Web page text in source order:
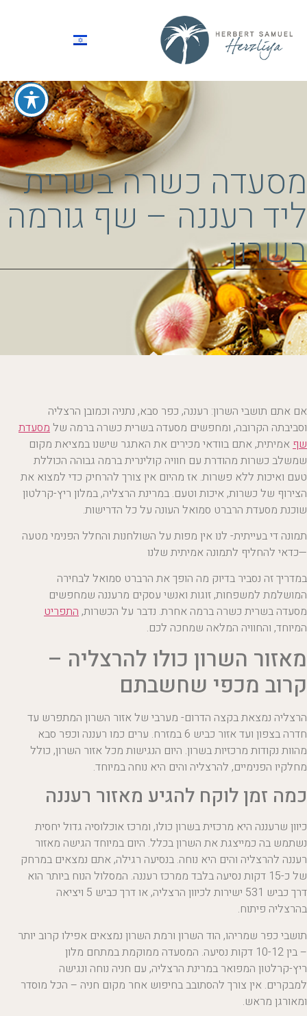
מסעדה כשרה בשרית
ליד רעננה – שף גורמה
בשרון
אם אתם תושבי השרון: רעננה, כפר סבא, נתניה וכמובן הרצליה
וסביבתה הקרובה, ומחפשים מסעדה בשרית כשרה ברמה של מסעדת
שף אמיתית, אתם בוודאי מכירים את האתגר שישנו במציאת מקום
שמשלב כשרות מהודרת עם חוויה קולינרית ברמה גבוהה הכוללת
טעם ואיכות ללא פשרות. אז מהיום אין צורך להרחיק כדי למצוא את
הצירוף של כשרות, איכות וטעם. במרינת הרצליה, במלון ריץ-קרלטון
שוכנת מסעדת הרברט סמואל העונה על כל הדרישות.
תמונה די בעייתית- לנו אין מפות על השולחנות והחלל הפנימי מטעה
—כדאי להחליף לתמונה אמיתית שלנו
במדריך זה נסביר בדיוק מה הופך את הרברט סמואל לבחירה
המושלמת למשפחות, זוגות ואנשי עסקים מרעננה שמחפשים
מסעדה בשרית כשרה ברמה אחרת. נדבר על הכשרות,התפריט
המיוחד, והחוויה המלאה שמחכה לכם.
מאזור השרון כולו להרצליה –
קרוב מכפי שחשבתם
הרצליה נמצאת בקצה הדרום- מערבי של אזור השרון המתפרש עד
חדרה בצפון ועד אזור כביש 6 במזרח. ערים כמו רעננה וכפר סבא
מהוות נקודות מרכזיות בשרון. היום הנגישות מכל אזור השרון, כולל
מחלקיו הפנימיים, להרצליה והים היא נוחה במיוחד.
כמה זמן לוקח להגיע מאזור רעננה
כיוון שרעננה היא מרכזית בשרון כולו, ומרכז אוכלוסיה גדול יחסית
נשתמש בה כמייצגת את השרון בכלל. היום במיוחד הגישה מאזור
רעננה להרצליה והים היא נוחה. בנסיעה רגילה, אתם נמצאים במרחק
של כ-15 דקות נסיעה בלבד ממרכז רעננה. המסלול הנוח ביותר הוא
דרך כביש 531 ישירות לכיוון הרצליה, או דרך כביש 5 ויציאה
בהרצליה פיתוח.
תושבי כפר שמריהו, הוד השרון ורמת השרון נמצאים אפילו קרוב יותר
– בין 10-12 דקות נסיעה. המסעדה ממוקמת במתחם מלון
ריץ-קרלטון המפואר במרינת הרצליה, עם חניה נוחה ונגישה
למבקרים. אין צורך להסתובב בחיפוש אחר מקום חניה – הכל מוסדר
ומאורגן מראש.